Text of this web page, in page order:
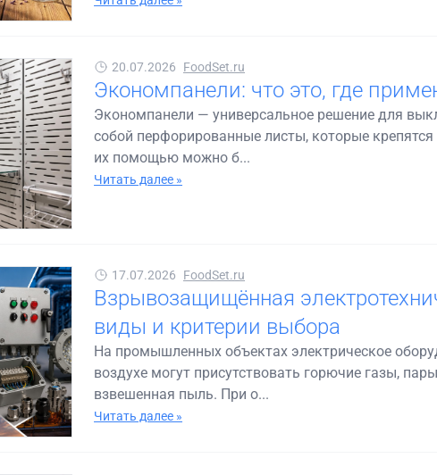
20.07.2026 FoodSet.ru
Экономпанели: что это, где
Экономпанели — универсальное решение для
собой перфорированные листы, которые
их помощью можно б...
Читать далее »
17.07.2026 FoodSet.ru
Взрывозащищённая
виды и критерии выбора
На промышленных объектах электрическое
воздухе могут присутствовать горючие газы,
взвешенная пыль. При о...
Читать далее »